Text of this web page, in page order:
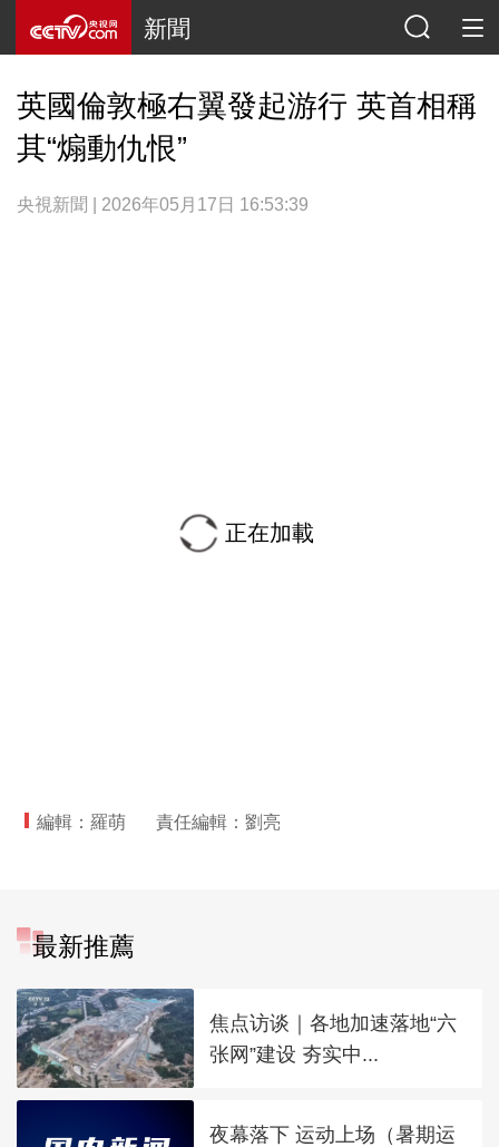
新聞
英國倫敦極右翼發起游行 英首相稱
其“煽動仇恨”
央視新聞 | 2026年05月17日 16:53:39
正在加載
編輯：羅萌 責任編輯：劉亮
最新推薦
焦点访谈｜各地加速落地“六
张网”建设 夯实中...
夜幕落下 运动上场（暑期运